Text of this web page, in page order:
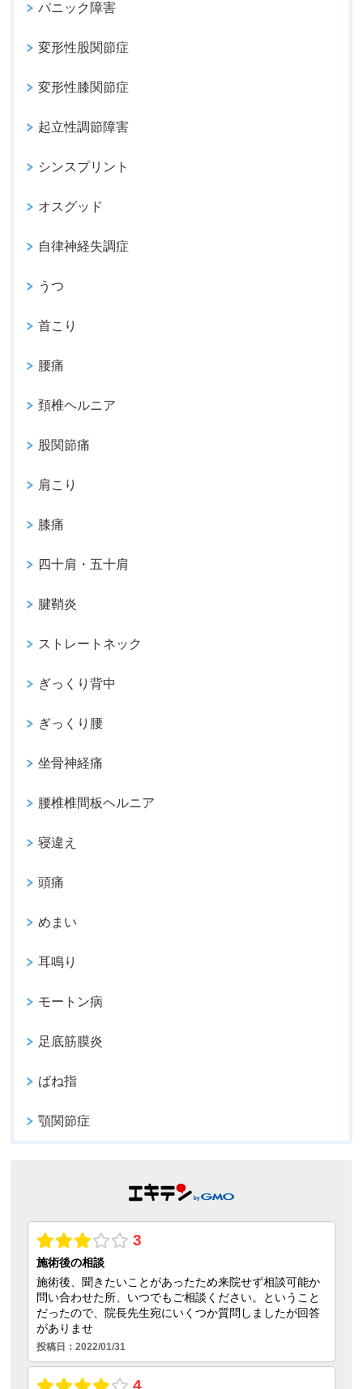
パニック障害
変形性股関節症
変形性膝関節症
起立性調節障害
シンスプリント
オスグッド
自律神経失調症
うつ
首こり
腰痛
頚椎ヘルニア
股関節痛
肩こり
膝痛
四十肩・五十肩
腱鞘炎
ストレートネック
ぎっくり背中
ぎっくり腰
坐骨神経痛
腰椎椎間板ヘルニア
寝違え
頭痛
めまい
耳鳴り
モートン病
足底筋膜炎
ばね指
顎関節症